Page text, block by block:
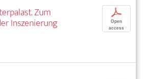
Zum
Inszenierung
p
Open
access